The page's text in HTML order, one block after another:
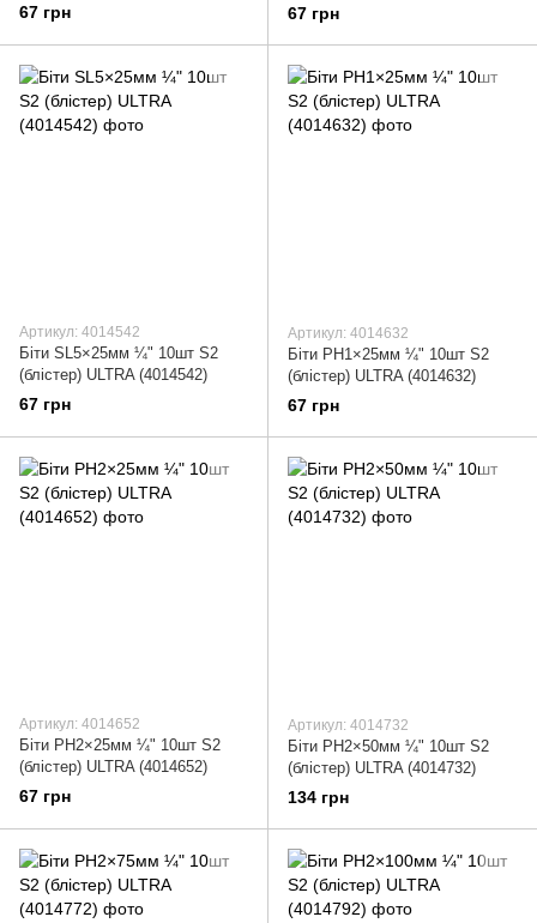
67 грн 67 грн
Артикул: 4014542
Біти SL5×25мм ¼" 10шт S2
(блістер) ULTRA (4014542)
67 грн
Артикул: 4014632
Біти PH1×25мм ¼" 10шт S2
(блістер) ULTRA (4014632)
67 грн
Артикул: 4014652
Біти PH2×25мм ¼" 10шт S2
(блістер) ULTRA (4014652)
67 грн
Артикул: 4014732
Біти PH2×50мм ¼" 10шт S2
(блістер) ULTRA (4014732)
134 грн